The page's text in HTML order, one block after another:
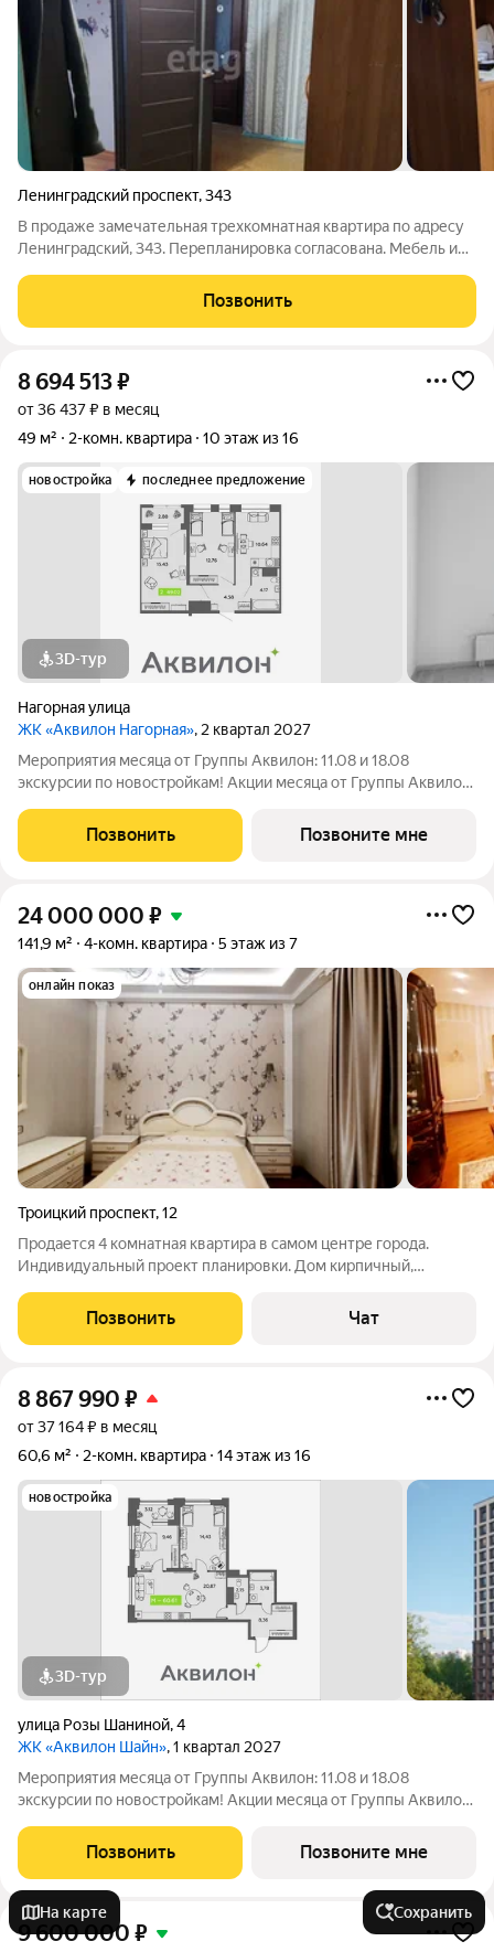
Ленинградский проспект,343
В продаже замечательная трехкомнатная квартира по адресу
Ленинградский, 343. Перепланировка согласована. Мебель и
чистый, соседи спокойные. Рядом с домом два дет. садика,
проблем с парковкой
Позвонить
8 694 513₽
от 36 437 ₽ в месяц
49 м²
2-комн. квартира 10 этаж из 16
новостройка последнее предложение
3D-тур
Нагорная улица
ЖК «Аквилон Нагорная», 2 квартал 2027
Мероприятия месяца от Группы Аквилон: 11.08 и 18.08
экскурсии по новостройкам! Акции месяца от Группы Аквилон:
млн ! Дарим кухню! Арктическая ипотека. ПСК: 18,32-21,9%.
Ставка 1%!Семейная
Позвонить Позвоните мне
24 000 000 ₽
141,9 м² 4-комн. квартира 5 этаж из 7
онлайн показ
Троицкий проспект,12
Продается 4 комнатная квартира в самом центре города.
Индивидуальный проект планировки. Дом кирпичный,
выходят на обе стороны дома, шикарный вид из окна. Квартира
с ремонтом -Стекло/пакеты. -
Позвонить Чат
8 867 990 ₽
от 37 164 ₽ в месяц
60,6 м²
2-комн. квартира 14 этаж из 16
новостройка
3D-тур
улица Розы Шаниной,4
ЖК «Аквилон Шайн», 1 квартал 2027
Мероприятия месяца от Группы Аквилон: 11.08 и 18.08
экскурсии по новостройкам! Акции месяца от Группы Аквилон:
млн ! Кухня в подарок! Арктическая и Семейная ипотеки!
Рассрочка БЕЗ
Позвонить Позвоните мне
9 600 000 ₽
На карте Сохранить